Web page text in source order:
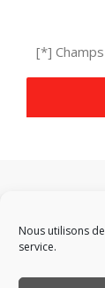
Nous utilisons
service.
[*]